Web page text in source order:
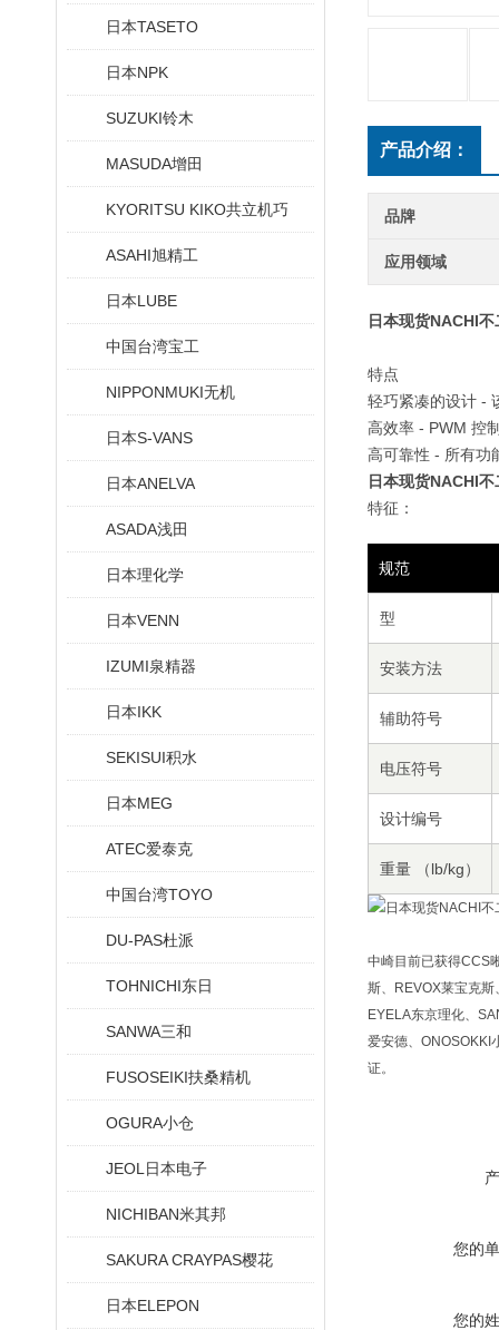
日本TASETO
日本NPK
SUZUKI铃木
MASUDA增田
KYORITSU KIKO共立机巧
ASAHI旭精工
日本LUBE
中国台湾宝工
NIPPONMUKI无机
日本S-VANS
日本ANELVA
ASADA浅田
日本理化学
日本VENN
IZUMI泉精器
日本IKK
SEKISUI积水
日本MEG
ATEC爱泰克
中国台湾TOYO
DU-PAS杜派
TOHNICHI东日
SANWA三和
FUSOSEIKI扶桑精机
OGURA小仓
JEOL日本电子
NICHIBAN米其邦
SAKURA CRAYPAS樱花
日本ELEPON
产品介绍：
品牌
应用领域
日本现货NACHI
特点
轻巧紧凑的设计 -
高效率 - PWM 控
高可靠性 - 所有功
日本现货NACHI
特征：
规范
型
安装方法
辅助符号
电压符号
设计编号
重量 （lb/kg）
中崎目前已获得CCS
斯、REVOX莱宝克斯
EYELA东京理化、
爱安德、ONOSOKKI
证。
您的
您的